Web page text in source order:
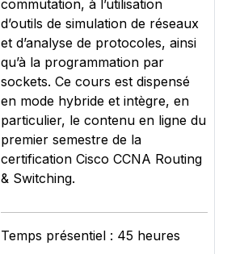
commutation, à l’utilisation
d’outils de simulation de réseaux
et d’analyse de protocoles, ainsi
qu’à la programmation par
sockets. Ce cours est dispensé
en mode hybride et intègre, en
particulier, le contenu en ligne du
premier semestre de la
certification Cisco CCNA Routing
& Switching.
Temps présentiel : 45 heures